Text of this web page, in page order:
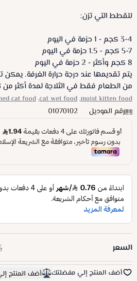
للقطط التي تزن:
3-4 كجم - 1 حزمة في اليوم
5-7 كجم - 1.5 حزمة في اليوم
8 كجم وأكثر - 2 حزمة في اليوم
يتم تقديمها عند درجة حرارة الغرفة. يمكن
من الطعام فقط في الثلاجة لمدة أكثر من 48 ساعة قليلاً.
moist kitten food,
cat wet food,
cat food,
رقم الموديل 01070102
السعر
أضف المنتج إلي مفضلتك أضف المنتج